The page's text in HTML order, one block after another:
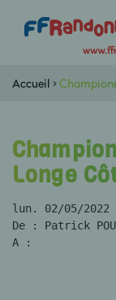
Accueil >
Longe
lun. 02/05/2022
De : Patrick
A :